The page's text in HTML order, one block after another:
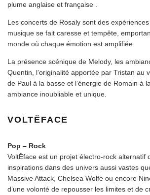
plume anglaise et française .
Les concerts de Rosaly sont des
musique se fait caresse et tempête,
monde où chaque émotion est amplifiée.
La présence scénique de Melody, les
Quentin, l’originalité apportée par Tristan au
de Paul à la basse et l’énergie de Romain à
ambiance inoubliable et unique.
VOLTËFACE
Pop – Rock
VoltËface est un projet électro-rock alternatif
inspirations dans des univers aussi vastes
Massive Attack, Chelsea Wolfe ou encore
d’une volonté de repousser les limites et de